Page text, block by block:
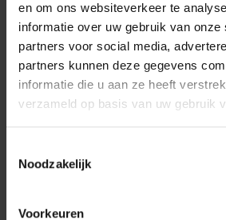
en om ons websiteverkeer te
informatie over uw gebruik van onze
partners voor social media,
partners kunnen deze gegevens
informatie die u aan ze heeft
verzameld op basis van uw gebruik
Noodzakelijk
Voorkeuren
Hebt u geen BA-verzekering, dan
het slachtoffer zich richten tot het
Belgisch Gemeenschappelijk
Waarborgfonds . Die zal de kosten
van de schade vergoeden, maar zal
ze daarna op u verhalen. Dat
betekent dat u opdraait voor alle
oplopen. Zeker als er sprake is van
afbetalen omdat u zonder